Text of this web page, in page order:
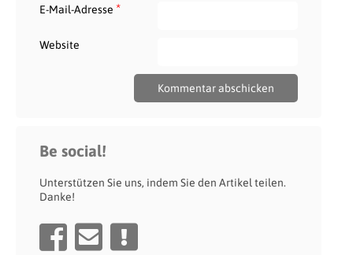
E-Mail-Adresse *
Website
Be social!
Unterstützen Sie uns, indem Sie den Artikel teilen.
Danke!